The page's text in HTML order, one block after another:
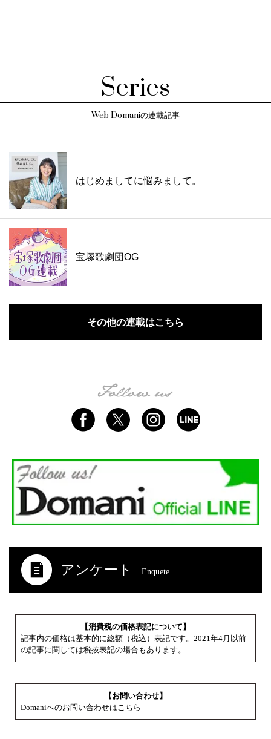
Series
Web Domaniの連載記事
はじめましてに悩みまして。
宝塚歌劇団OG
その他の連載はこちら
アンケート Enquete
【消費税の価格表記について】
記事内の価格は基本的に総額（税込）表記です。2021年4月以前
の記事に関しては税抜表記の場合もあります。
【お問い合わせ】
Domaniへのお問い合わせはこちら